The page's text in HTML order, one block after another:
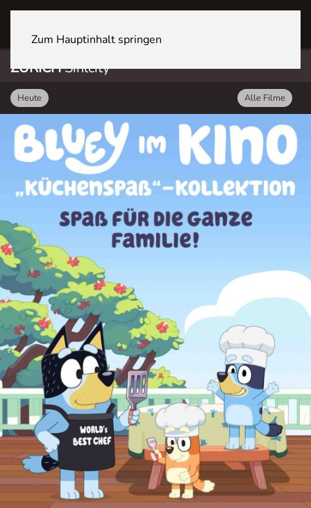
Zum Hauptinhalt springen
ZÜRICHSihlcity
Heute Alle Filme